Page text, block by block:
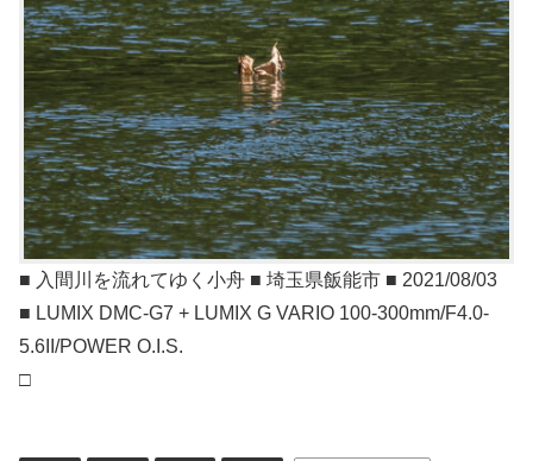
■ 入間川を流れてゆく小舟 ■ 埼玉県飯能市 ■ 2021/08/03
■ LUMIX DMC-G7 + LUMIX G VARIO 100-300mm/F4.0-
5.6II/POWER O.I.S.
□